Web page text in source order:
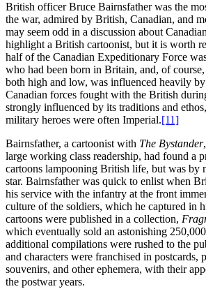
British officer Bruce Bairnsfather was the
the war, admired by British, Canadian, and
may seem odd in a discussion about
highlight a British cartoonist, but it is worth
half of the Canadian Expeditionary Force
who had been born in Britain, and, of
both high and low, was influenced heavily
Canadian forces fought with the British
strongly influenced by its traditions and
military heroes were often Imperial.[11]
Bairnsfather, a cartoonist with The Bystander
large working class readership, had found a
cartoons lampooning British life, but was by
star. Bairnsfather was quick to enlist when
his service with the infantry at the front
culture of the soldiers, which he captured in
cartoons were published in a collection,
which eventually sold an astonishing
additional compilations were rushed to the
and characters were franchised in postcards,
souvenirs, and other ephemera, with their
the postwar years.